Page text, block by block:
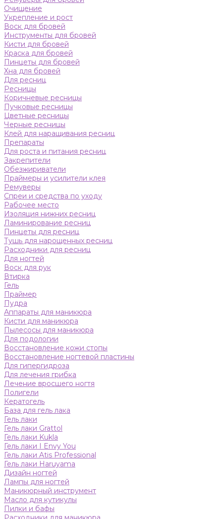
Очищение
Укрепление и рост
Воск для бровей
Инструменты для бровей
Кисти для бровей
Краска для бровей
Пинцеты для бровей
Хна для бровей
Для ресниц
Ресницы
Коричневые ресницы
Пучковые ресницы
Цветные ресницы
Черные ресницы
Клей для наращивания ресниц
Препараты
Для роста и питания ресниц
Закрепители
Обезжириватели
Праймеры и усилители клея
Ремуверы
Спреи и средства по уходу
Рабочее место
Изоляция нижних ресниц
Ламинирование ресниц
Пинцеты для ресниц
Тушь для нарощенных ресниц
Расходники для ресниц
Для ногтей
Воск для рук
Втирка
Гель
Праймер
Пудра
Аппараты для маникюра
Кисти для маникюра
Пылесосы для маникюра
Для подологии
Восстановление кожи стопы
Восстановление ногтевой пластины
Для гипергидроза
Для лечения грибка
Лечение вросшего ногтя
Полигели
Кератогель
База для гель лака
Гель лаки
Гель лаки Grattol
Гель лаки Kukla
Гель лаки I Envy You
Гель лаки Atis Professional
Гель лаки Haruyama
Дизайн ногтей
Лампы для ногтей
Маникюрный инструмент
Масло для кутикулы
Пилки и бафы